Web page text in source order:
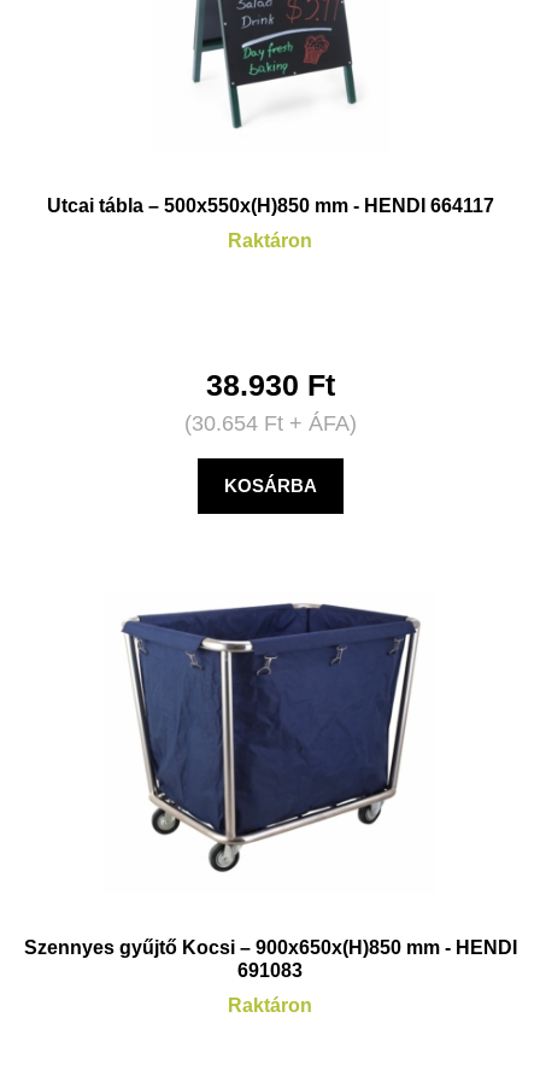
Utcai tábla – 500x550x(H)850 mm - HENDI 664117
Raktáron
38.930 Ft
(30.654 Ft+ ÁFA)
KOSÁRBA
Szennyes gyűjtő Kocsi – 900x650x(H)850 mm - HENDI
691083
Raktáron